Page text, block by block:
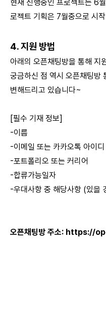
현재 진행중인 프로젝트는 6
로젝트 기획은 7월중으로 시
4. 지원 방법
아래의 오픈채팅방을 통해 지
궁금하신 점 역시 오픈채팅방
변해드리고 있습니다~
[필수 기재 정보]
-이름
-이메일 또는 카카오톡 아이디
-포트폴리오 또는 커리어
-합류가능일자
-우대사항 중 해당사항 (있을
오픈채팅방 주소: https://